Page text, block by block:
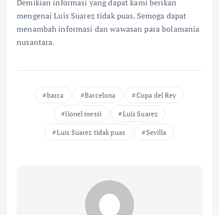
Demikian informasi yang dapat kami berikan
mengenai Luis Suarez tidak puas. Semoga dapat
menambah informasi dan wawasan para bolamania
nusantara.
barca Barcelona
Copa del Rey
lionel messi
Luis Suarez
Luis Suarez tidak puas
Sevilla